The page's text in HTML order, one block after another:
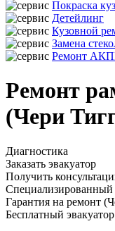
Покраска
Детейлинг
Кузовной
Замена
Ремонт
Ремонт
(Чери
Диагностика
Заказать эвакуатор
Получить
Специализированный
Гарантия на ремонт
Бесплатный